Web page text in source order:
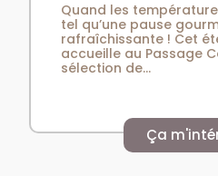
Quand les
tel qu’une pause
rafraîchissante ! Cet
accueille au Passage
sélection de...
Ça